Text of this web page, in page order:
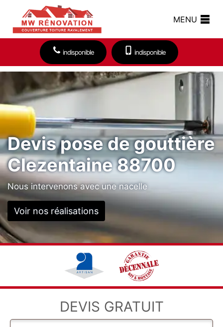
MENU
indisponible indisponible
Devis pose de gouttière
Clezentaine 88700
Nous intervenons avec une nacelle
Voir nos réalisations
DEVIS GRATUIT